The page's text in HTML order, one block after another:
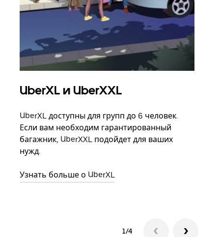
UberXL и UberXXL
UberXL доступны для групп до 6 человек.
Если вам необходим гарантированный
багажник, UberXXL подойдет для ваших
нужд.
Узнать больше о UberXL
1/4